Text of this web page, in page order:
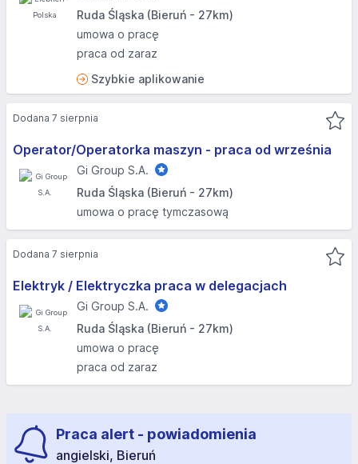
Ruda Śląska (Bieruń - 27km)
umowa o pracę
praca od zaraz
Szybkie aplikowanie
Operator/Operatorka maszyn - praca od września
Gi Group S.A.
Ruda Śląska (Bieruń - 27km)
umowa o pracę tymczasową
Dodana 7 sierpnia
Elektryk / Elektryczka praca w delegacjach
Gi Group S.A.
Ruda Śląska (Bieruń - 27km)
umowa o pracę
praca od zaraz
Dodana 7 sierpnia
Praca alert - powiadomienia
angielski, Bieruń